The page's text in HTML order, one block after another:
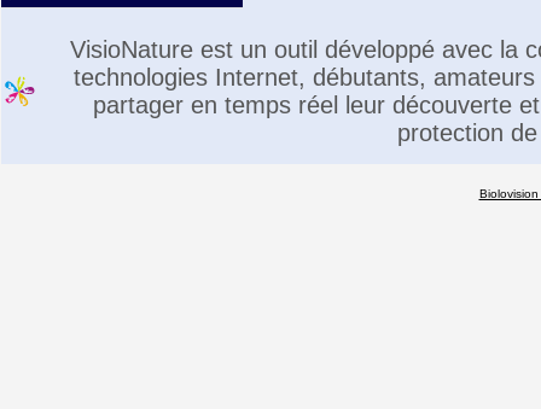
VisioNature est un outil développé avec la
technologies Internet, débutants,
partager en temps réel leur découverte
protection
Biolovision